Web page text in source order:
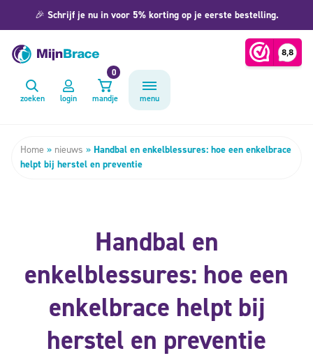
🎉 Schrijf je nu in voor 5% korting op je eerste bestelling.
zoeken login mandje
0
menu
Home » nieuws » Handbal en enkelblessures: hoe een enkelbrace
helpt bij herstel en preventie
Handbal en
enkelblessures: hoe een
enkelbrace helpt bij
herstel en preventie